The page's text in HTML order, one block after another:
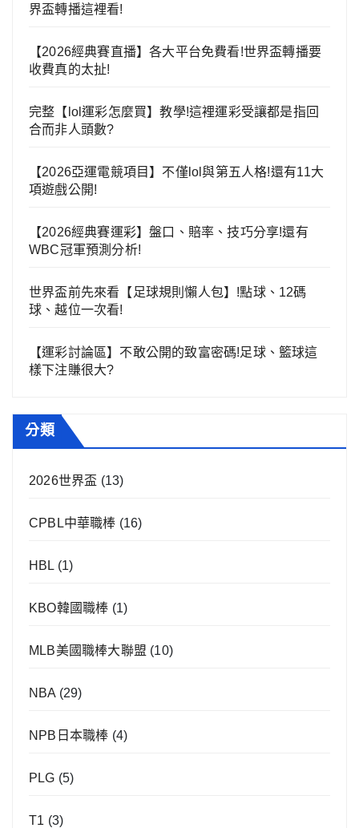
界盃轉播這裡看!
【2026經典賽直播】各大平台免費看!世界盃轉播要
收費真的太扯!
完整【lol運彩怎麼買】教學!這裡運彩受讓都是指回
合而非人頭數?
【2026亞運電競項目】不僅lol與第五人格!還有11大
項遊戲公開!
【2026經典賽運彩】盤口、賠率、技巧分享!還有
WBC冠軍預測分析!
世界盃前先來看【足球規則懶人包】!點球、12碼
球、越位一次看!
【運彩討論區】不敢公開的致富密碼!足球、籃球這
樣下注賺很大?
分類
2026世界盃 (13)
CPBL中華職棒 (16)
HBL (1)
KBO韓國職棒 (1)
MLB美國職棒大聯盟 (10)
NBA (29)
NPB日本職棒 (4)
PLG (5)
T1 (3)